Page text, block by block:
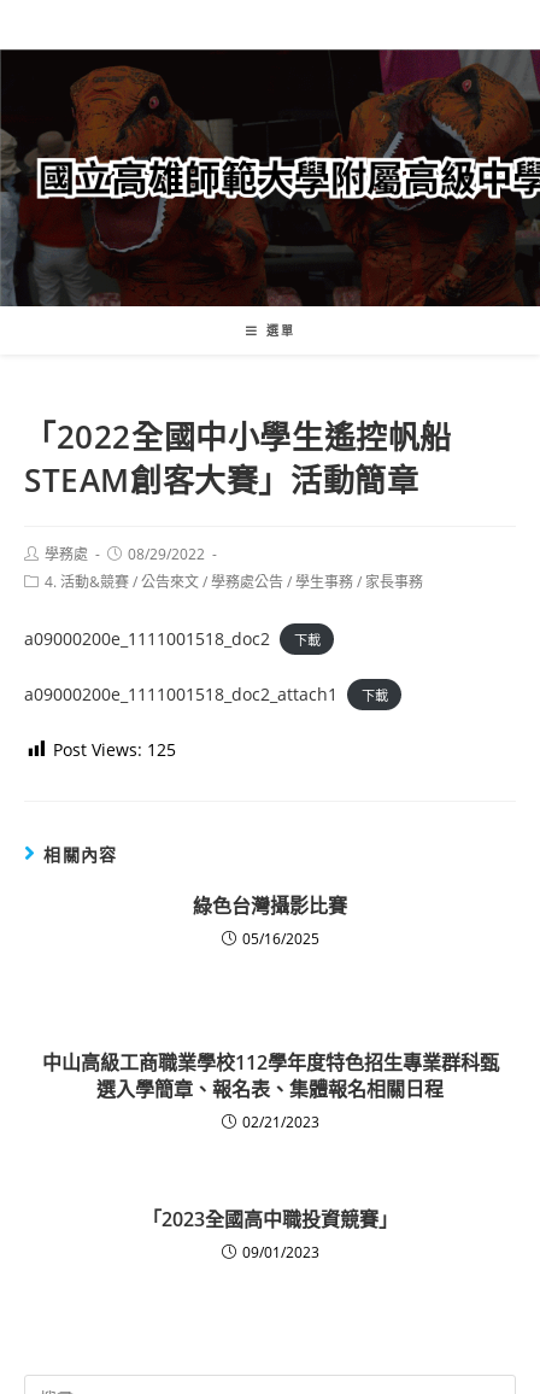
轉
要
內
容
選單
「2022全國中小學生遙控帆船
STEAM創客大賽」活動簡章
Post
author:
學務處
Post
published:
08/29/2022
Post4. 活動&競賽/公告來文/學務處公告/學生事務/ 家長事務
a09000200e_1111001518_doc2 下載
a09000200e_1111001518_doc2_attach1 下載
Post Views: 125
相關內容
綠色台灣攝影比賽
05/16/2025
中山高級工商職業學校112學年度特色招生專業群科甄
選入學簡章、報名表、集體報名相關日程
02/21/2023
「2023全國高中職投資競賽」
09/01/2023
Search